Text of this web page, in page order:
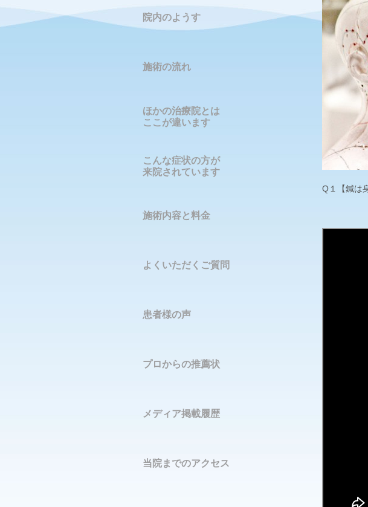
Q１【鍼は
院内のようす
施術の流れ
ほかの治療院とは
ここが違います
こんな症状の方が
来院されています
施術内容と料金
よくいただくご質問
患者様の声
プロからの推薦状
メディア掲載履歴
当院までのアクセス